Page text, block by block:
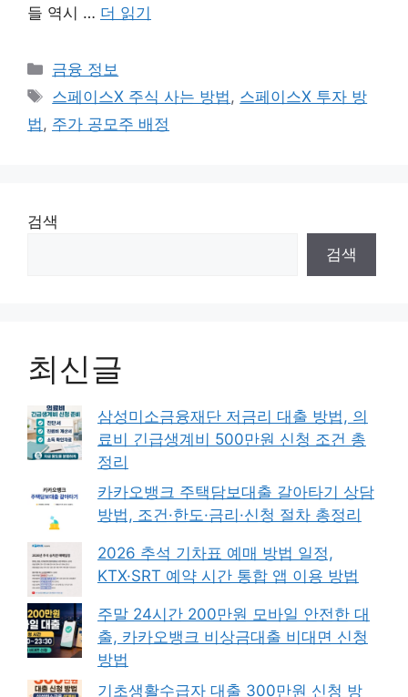
들 역시 … 더 읽기
카
테
리
금융 정보
태
그
스페이스X 주식 사는 방법 , 스페이스X 투자 방
법 , 주가 공모주 배정
검색
검색
최신글
삼성미소금융재단 저금리 대출 방법, 의
료비 긴급생계비 500만원 신청 조건 총
정리
카카오뱅크 주택담보대출 갈아타기 상담
방법, 조건·한도·금리·신청 절차 총정리
2026 추석 기차표 예매 방법 일정,
KTX·SRT 예약 시간 통합 앱 이용 방법
주말 24시간 200만원 모바일 안전한 대
출, 카카오뱅크 비상금대출 비대면 신청
방법
기초생활수급자 대출 300만원 신청 방